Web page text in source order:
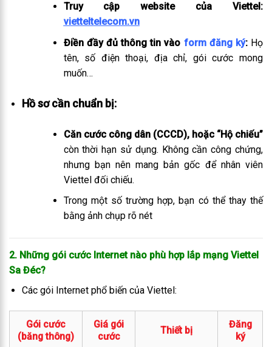
Truy cập website của Viettel:
vietteltelecom.vn
Điền đầy đủ thông tin vào form đăng ký:Họ
tên, số điện thoại, địa chỉ, gói cước mong
muốn…
Hồ sơ cần chuẩn bị:
Căn cước công dân (CCCD), hoặc “Hộ chiếu”
còn thời hạn sử dụng. Không cần công chứng,
nhưng bạn nên mang bản gốc để nhân viên
Viettel đối chiếu.
Trong một số trường hợp, bạn có thể thay thế
bằng ảnh chụp rõ nét
2. Những gói cước Internet nào phù hợp lắp mạng Viettel
Sa Đéc?
Các gói Internet phổ biến của Viettel:
Gói cước
(băng thông)
Giá gói
cước
Thiết bị
Đăng
ký